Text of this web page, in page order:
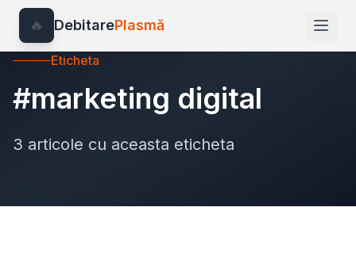
🔥 DebitarePlasmă
Eticheta
#marketing digital
3 articole cu aceasta eticheta